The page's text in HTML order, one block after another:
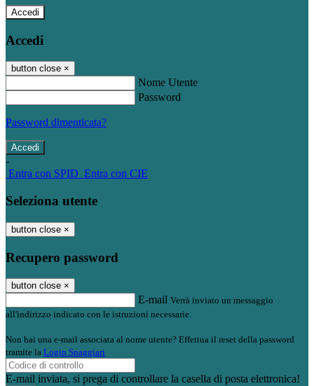
Accedi
Accedi
button close ×
Nome Utente
Password
Password dimenticata?
-
Entra con SPID Entra con CIE
Seleziona utente
button close ×
Recupero password
button close ×
E-mail Verrà inviato un messaggio
all'indirizzo indicato con le istruzioni necessarie.
Non hai una e-mail associata al nome utente? Effettua il reset della password
tramite la Login Spaggiari
E-mail inviata, si prega di controllare la casella di posta elettronica!